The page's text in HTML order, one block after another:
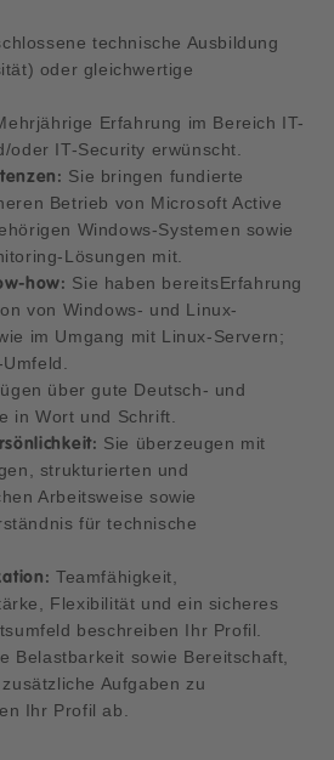
technische Ausbildung
oder gleichwertige
Erfahrung im Bereich IT-
oder IT-Security erwünscht.
Sie bringen fundierte
Betrieb von Microsoft Active
Windows-Systemen sowie
Lösungen mit.
how: Sie haben bereitsErfahrung
von Windows- und Linux-
im Umgang mit Linux-Servern;
über gute Deutsch- und
in Wort und Schrift.
Sie überzeugen mit
strukturierten und
Arbeitsweise sowie
für technische
Teamfähigkeit,
Flexibilität und ein sicheres
beschreiben Ihr Profil.
Belastbarkeit sowie Bereitschaft,
Aufgaben zu
Ihr Profil ab.